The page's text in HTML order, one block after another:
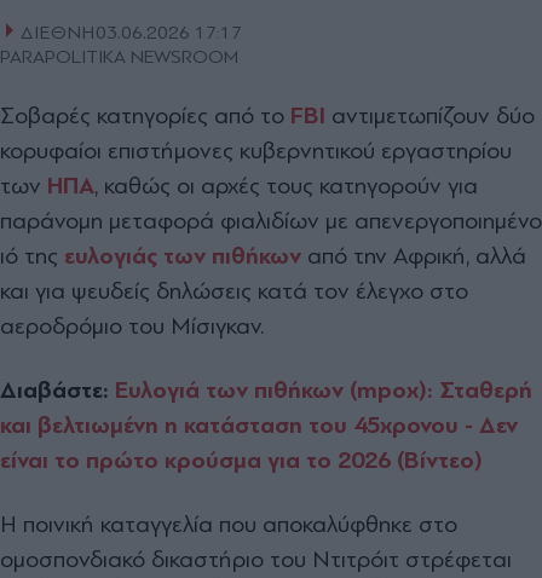
ΔΙΕΘΝΗ03.06.2026 17:17
PARAPOLITIKA NEWSROOM
Σοβαρές κατηγορίες από το FBI αντιμετωπίζουν δύο
κορυφαίοι επιστήμονες κυβερνητικού εργαστηρίου
των ΗΠΑ, καθώς οι αρχές τους κατηγορούν για
παράνομη μεταφορά φιαλιδίων με απενεργοποιημένο
ιό της ευλογιάς των πιθήκων από την Αφρική, αλλά
και για ψευδείς δηλώσεις κατά τον έλεγχο στο
αεροδρόμιο του Μίσιγκαν.
Διαβάστε: Ευλογιά των πιθήκων (mpox): Σταθερή
και βελτιωμένη η κατάσταση του 45χρονου - Δεν
είναι το πρώτο κρούσμα για το 2026 (Βίντεο)
Η ποινική καταγγελία που αποκαλύφθηκε στο
ομοσπονδιακό δικαστήριο του Ντιτρόιτ στρέφεται